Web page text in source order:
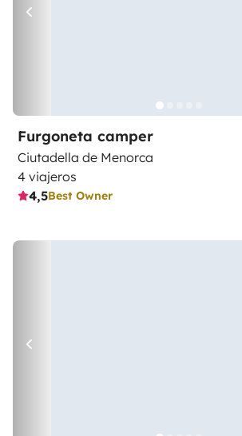
Furgoneta camper
Ciutadella de Menorca
4 viajeros
4,5Best Owner